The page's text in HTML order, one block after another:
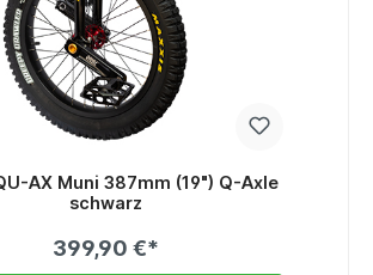
AX Muni 387mm (19") Q-Axle
schwarz
399,90 €*